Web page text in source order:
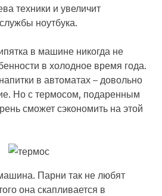
техники и увеличит
ноутбука.
в машине никогда не
в холодное время года.
в автоматах – довольно
Но с термосом, подаренным
сможет сэкономить на этой
Парни так не любят
она скапливается в